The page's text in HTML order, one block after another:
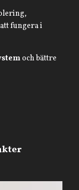
fungera i
och bättre